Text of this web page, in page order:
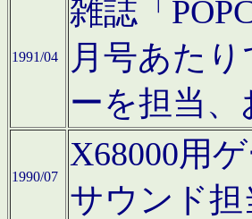
1991/04
雑誌「
月号あた
ーを担当
1990/07
X68000用
サウンド